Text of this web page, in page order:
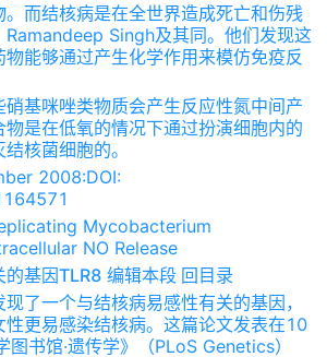
而结核病是在全世界造成死亡和伤残
Ramandeep Singh及其同。他们发现这
能够通过产生化学作用来模仿免疫反
基咪唑类物质会产生反应性氮中间产
是在低氧的情况下通过扮演细胞内的
核菌细胞的。
2008:DOI:
Mycobacterium
NO Release
基因TLR8 编辑本段 回目录
了一个与结核病易感性有关的基因，
性更易感染结核病。这篇论文发表在10
书馆·遗传学》（PLoS Genetics）